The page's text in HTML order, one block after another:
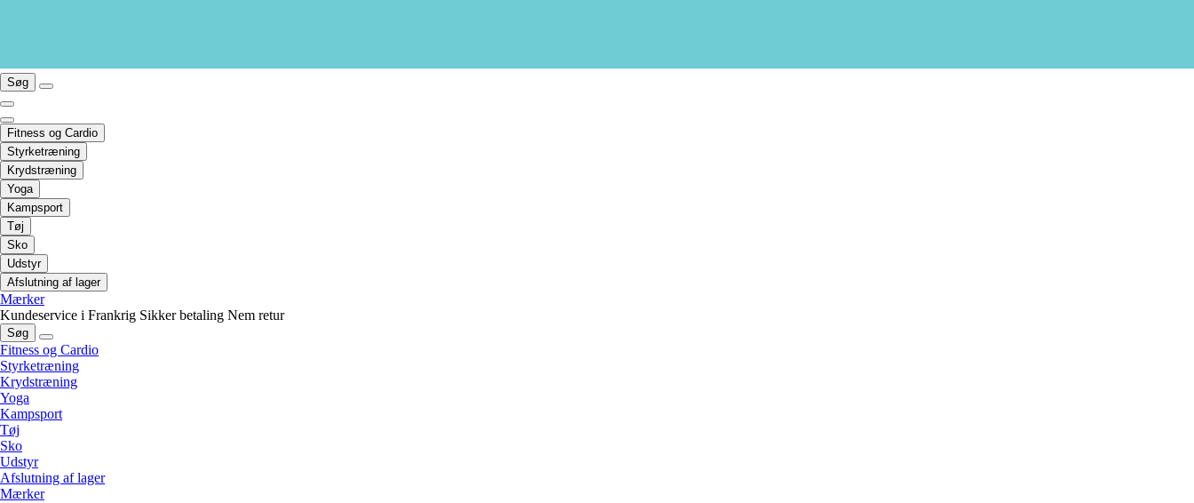
Søg
Fitness og Cardio
Styrketræning
Krydstræning
Yoga
Kampsport
Tøj
Sko
Udstyr
Afslutning af lager
Mærker
Kundeservice i Frankrig Sikker betaling Nem retur
Søg
Fitness og Cardio
Styrketræning
Krydstræning
Yoga
Kampsport
Tøj
Sko
Udstyr
Afslutning af lager
Mærker